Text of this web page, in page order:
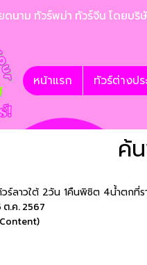
ยดนาม ทัวร์พม่า ทัวร์จีน โดยบ
หน้าแรก ทัวร์ต่างปร
ค้
ร์ลาวใต้ 2วัน 1คืนพิชิต 4น้ำตกที่ร
ต.ค. 2567